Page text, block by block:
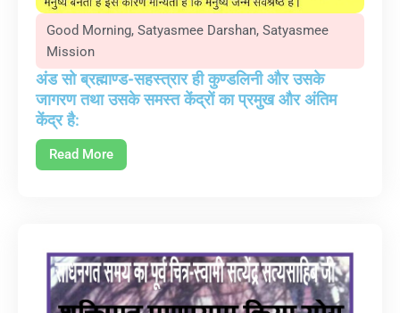
Good Morning, Satyasmee Darshan, Satyasmee
Mission
अंड सो ब्रह्माण्ड-सहस्त्रार ही कुण्डलिनी और उसके
जागरण तथा उसके समस्त केंद्रों का प्रमुख और अंतिम
केंद्र है:
Read More